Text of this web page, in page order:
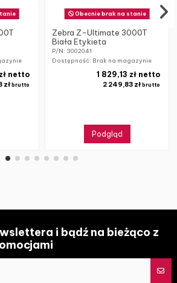
złbrutto
netto
Obecnie brak na stanie
Zebra Z-Ultimate 3000T
Biała Etykieta
P/N: 3002041
Dostępność: Brak na magazynie
2 249,83 zł brutto
1 829,13 zł netto
Podgląd
i bądź na bieżąco z